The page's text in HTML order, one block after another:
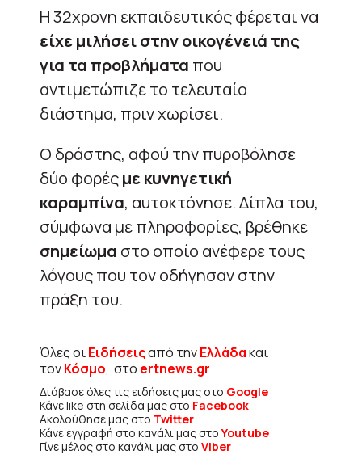
Η 32χρονη εκπαιδευτικός φέρεται να
είχε μιλήσει στην οικογένειά της
για τα προβλήματα που
αντιμετώπιζε το τελευταίο
διάστημα, πριν χωρίσει.
Ο δράστης, αφού την πυροβόλησε
δύο φορέςμε κυνηγετική
καραμπίνα, αυτοκτόνησε. Δίπλα του,
σύμφωνα με πληροφορίες, βρέθηκε
σημείωμα στο οποίο ανέφερε τους
λόγους που τον οδήγησαν στην
πράξη του.
Όλες οιΕιδήσειςαπό τηνΕλλάδακαι
τονΚόσμο, στο ertnews.gr
Διάβασε όλες τις ειδήσεις μας στο Google
Κάνε like στη σελίδα μας στο Facebook
Ακολούθησε μας στο Twitter
Κάνε εγγραφή στο κανάλι μας στοYoutube
Γίνε μέλος στο κανάλι μας στο Viber